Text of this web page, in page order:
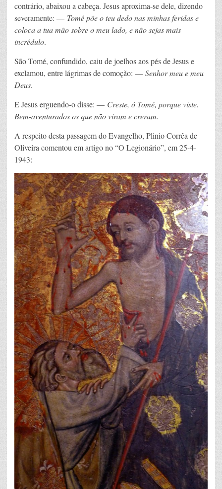
contrário, abaixou a cabeça. Jesus aproxima-se dele, dizendo
severamente: — Tomé põe o teu dedo nas minhas feridas e
coloca a tua mão sobre o meu lado, e não sejas mais
incrédulo.
São Tomé, confundido, caiu de joelhos aos pés de Jesus e
exclamou, entre lágrimas de comoção: — Senhor meu e meu
Deus.
E Jesus erguendo-o disse: — Creste, ó Tomé, porque viste.
Bem-aventurados os que não viram e creram.
A respeito desta passagem do Evangelho, Plinio Corrêa de
Oliveira comentou em artigo no “O Legionário”, em 25-4-
1943: